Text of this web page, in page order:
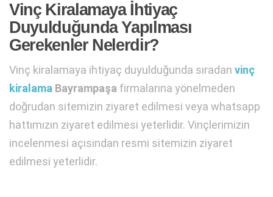
Vinç Kiralamaya İhtiyaç
Duyulduğunda Yapılması
Gerekenler Nelerdir?
Vinç kiralamaya ihtiyaç duyulduğunda sıradan vinç
kiralama Bayrampaşa firmalarına yönelmeden
doğrudan sitemizin ziyaret edilmesi veya whatsapp
hattımızın ziyaret edilmesi yeterlidir. Vinçlerimizin
incelenmesi açısından resmi sitemizin ziyaret
edilmesi yeterlidir.